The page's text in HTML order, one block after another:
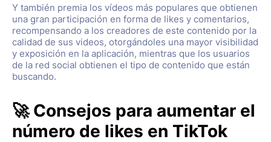
Y también premia los vídeos más populares que obtienen
una gran participación en forma de likes y comentarios,
recompensando a los creadores de este contenido por la
calidad de sus videos, otorgándoles una mayor visibilidad
y exposición en la aplicación, mientras que los usuarios
de la red social obtienen el tipo de contenido que están
buscando.
🚀 Consejos para aumentar el
número de likes en TikTok